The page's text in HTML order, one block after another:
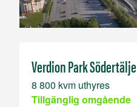
Verdion Park Södertälje
8 800 kvm uthyres
Tillgänglig omgående